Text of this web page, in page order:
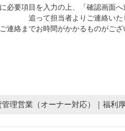
必要項目を入力の上、「確認画面へ
追って担当者よりご連絡いた
連絡までお時間がかかるものがご